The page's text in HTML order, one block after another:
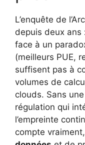
L’enquête de
depuis deux ans
face à un
(meilleurs PUE,
suffisent pas à
volumes de
clouds. Sans
régulation qui
l’empreinte
compte vraiment,